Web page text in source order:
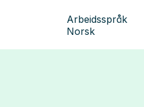
Arbeidsspråk
Norsk